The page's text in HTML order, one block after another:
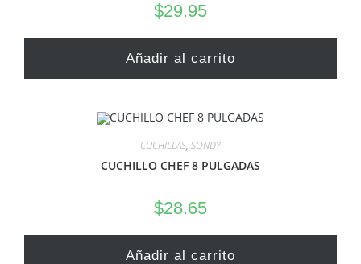
$29.95
Añadir al carrito
CUCHILLAS, SONDY
CUCHILLO CHEF 8 PULGADAS
$28.65
Añadir al carrito